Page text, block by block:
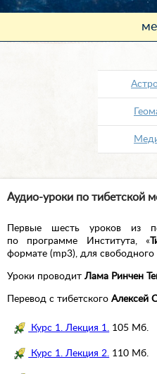
Аудио-уроки по тибетской
Первые шесть уроков из
по программе Института, «
формате (mp3), для свободного
Уроки проводит Лама Ринчен
Перевод с тибетского Алексей
Курс 1. Лекция 1. 105 Мб.
Курс 1. Лекция 2. 110 Мб.